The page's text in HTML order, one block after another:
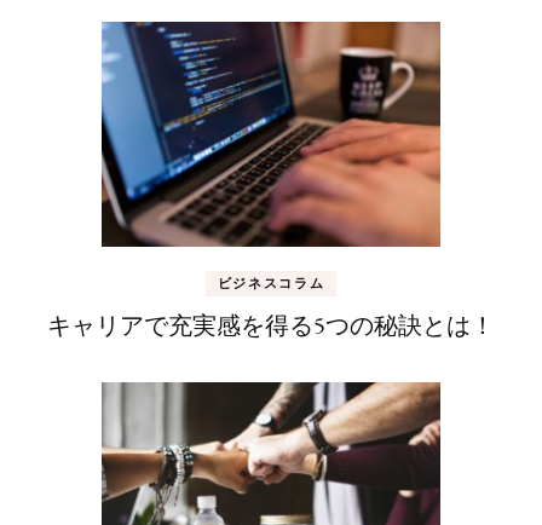
ビジネスコラム
キャリアで充実感を得る5つの秘訣とは！